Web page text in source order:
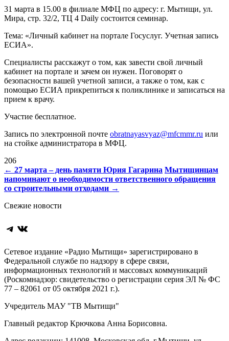
31 марта в 15.00 в филиале МФЦ по адресу: г. Мытищи, ул.
Мира, стр. 32/2, ТЦ 4 Daily состоится семинар.
Тема: «Личный кабинет на портале Госуслуг. Учетная запись
ЕСИА».
Специалисты расскажут о том, как завести свой личный
кабинет на портале и зачем он нужен. Поговорят о
безопасности вашей учетной записи, а также о том, как с
помощью ЕСИА прикрепиться к поликлинике и записаться на
прием к врачу.
Участие бесплатное.
Запись по электронной почте obratnayasvyaz@mfcmmr.ru или
на стойке администратора в МФЦ.
206
Навигация
по
← 27 марта –день памяти Юрия Гагарина Мытищинцам
напоминают о необходимости ответственного обращения
со строительными отходами →
Свежие новости
Telegram
ВКонтакте
Сетевое издание «Радио Мытищи» зарегистрировано в
Федеральной службе по надзору в сфере связи,
информационных технологий и массовых коммуникаций
(Роскомнадзор: свидетельство о регистрации серия ЭЛ № ФС
77 – 82061 от 05 октября 2021 г.).
Учредитель МАУ "ТВ Мытищи"
Главный редактор Крючкова Анна Борисовна.